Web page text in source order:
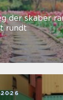
der skaber
rundt